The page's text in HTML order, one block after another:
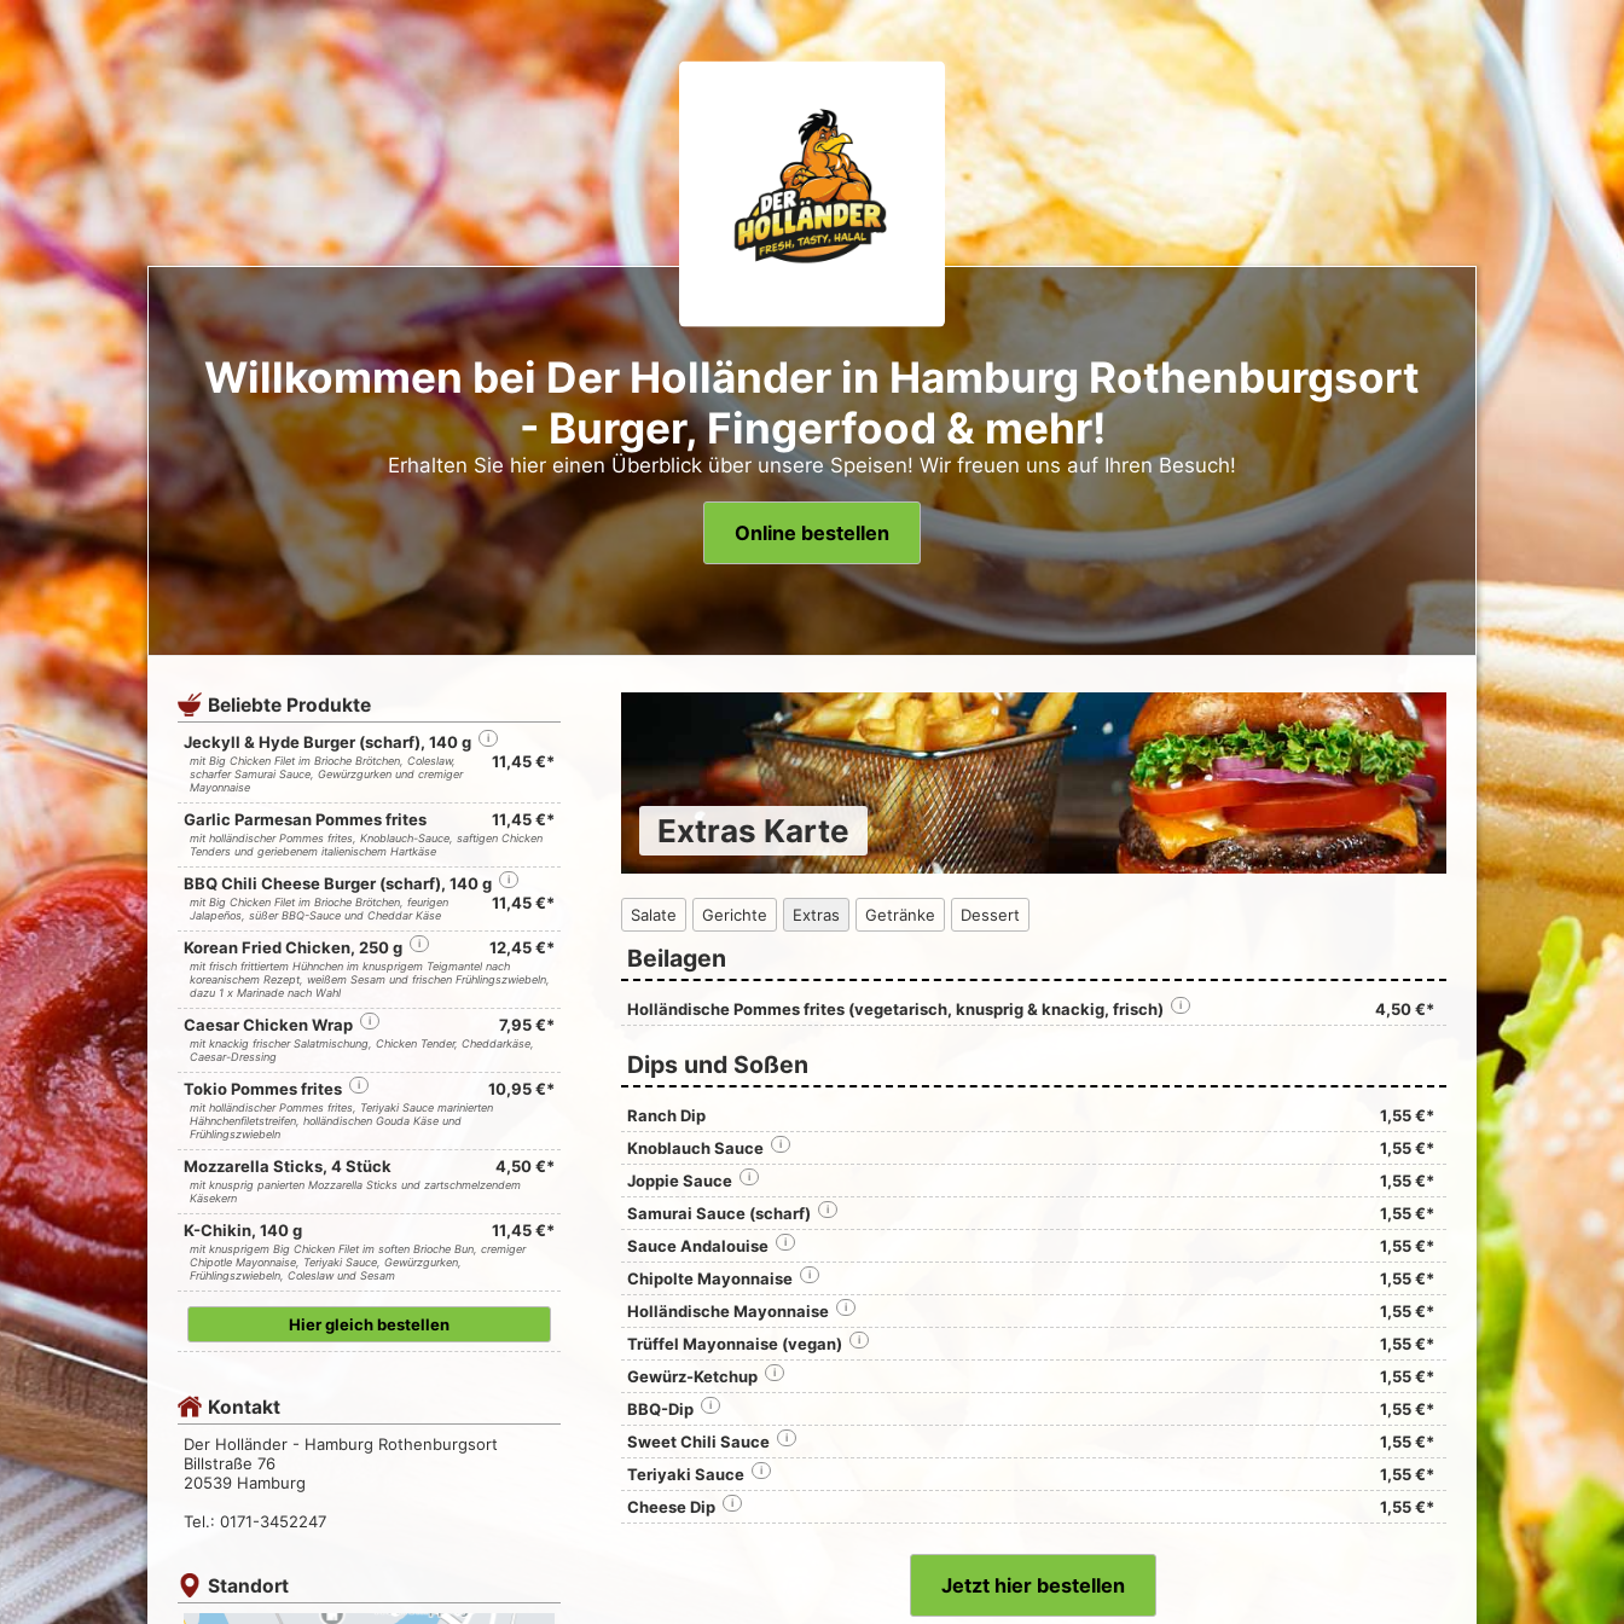
Willkommen bei Der Holländer in Hamburg Rothenburgsort
- Burger, Fingerfood & mehr!
Erhalten Sie hier einen Überblick über unsere Speisen! Wir freuen uns auf Ihren Besuch!
Online bestellen
Beliebte Produkte
Jeckyll & Hyde Burger (scharf), 140 g i
11,45 €*
mit Big Chicken Filet im Brioche Brötchen, Coleslaw,
scharfer Samurai Sauce, Gewürzgurken und cremiger
Mayonnaise
Garlic Parmesan Pommes frites 11,45 €*
mit holländischer Pommes frites, Knoblauch-Sauce, saftigen Chicken
Tenders und geriebenem italienischem Hartkäse
BBQ Chili Cheese Burger (scharf), 140 g i
11,45 €*
mit Big Chicken Filet im Brioche Brötchen, feurigen
Jalapeños, süßer BBQ-Sauce und Cheddar Käse
Korean Fried Chicken, 250 g i 12,45 €*
mit frisch frittiertem Hühnchen im knusprigem Teigmantel nach
koreanischem Rezept, weißem Sesam und frischen Frühlingszwiebeln,
dazu 1 x Marinade nach Wahl
Caesar Chicken Wrap i 7,95 €*
mit knackig frischer Salatmischung, Chicken Tender, Cheddarkäse,
Caesar-Dressing
Tokio Pommes frites i 10,95 €*
mit holländischer Pommes frites, Teriyaki Sauce marinierten
Hähnchenfiletstreifen, holländischen Gouda Käse und
Frühlingszwiebeln
Mozzarella Sticks, 4 Stück 4,50 €*
mit knusprig panierten Mozzarella Sticks und zartschmelzendem
Käsekern
K-Chikin, 140 g 11,45 €*
mit knusprigem Big Chicken Filet im soften Brioche Bun, cremiger
Chipotle Mayonnaise, Teriyaki Sauce, Gewürzgurken,
Frühlingszwiebeln, Coleslaw und Sesam
Hier gleich bestellen
Kontakt
Der Holländer - Hamburg Rothenburgsort
Billstraße 76
20539 Hamburg
Tel.: 0171-3452247
Standort
Extras Karte
Salate Gerichte Extras Getränke Dessert
Beilagen
Holländische Pommes frites (vegetarisch, knusprig & knackig, frisch) 4,50 €*
i
Dips und Soßen
Ranch Dip
1,55 €*
Knoblauch Sauce
1,55 €*
i
Joppie Sauce 1,55 €*
i
Samurai Sauce (scharf) 1,55 €*
i
Sauce Andalouise 1,55 €*
i
Chipolte Mayonnaise 1,55 €*
i
Holländische Mayonnaise 1,55 €*
i
Trüffel Mayonnaise (vegan) 1,55 €*
i
Gewürz-Ketchup 1,55 €*
i
BBQ-Dip 1,55 €*
i
Sweet Chili Sauce 1,55 €*
i
Teriyaki Sauce 1,55 €*
i
Cheese Dip 1,55 €*
i
Jetzt hier bestellen